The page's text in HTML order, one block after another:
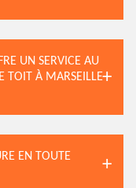
UN SERVICE AU
TOIT À MARSEILLE
EN TOUTE